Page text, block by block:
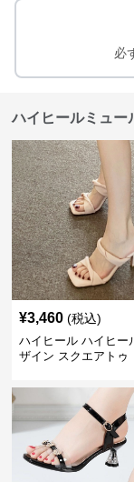
必
ハイヒールミュー
¥3,460 (税込)
ハイヒール ハイヒー
ザイン スクエアトゥ